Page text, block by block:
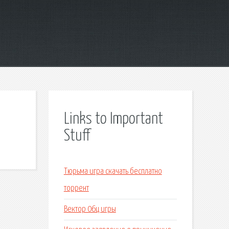
Links to Important
Stuff
Тюрьма игра скачать бесплатно
торрент
Вектор 06ц игры